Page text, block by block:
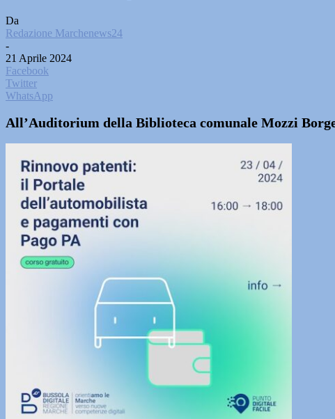
Da
Redazione Marchenews24
-
21 Aprile 2024
Facebook
Twitter
WhatsApp
All’Auditorium della Biblioteca comunale Mozzi